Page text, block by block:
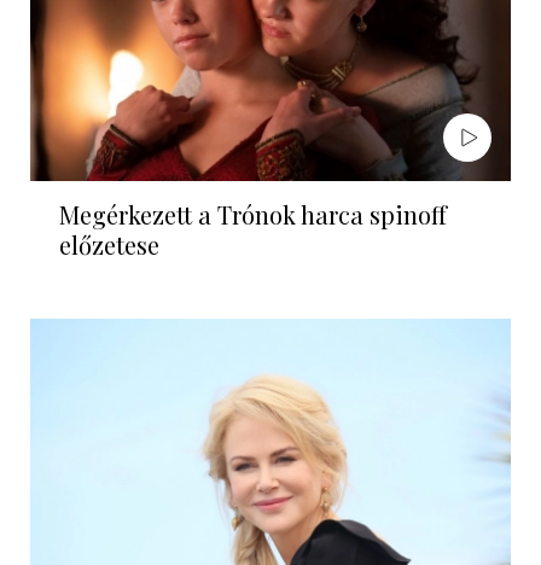
Megérkezett a Trónok harca spinoff
előzetese